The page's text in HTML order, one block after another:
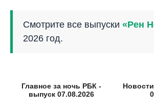
Смотрите все выпуски «Рен
2026 год.
Главное за ночь РБК -
выпуск 07.08.2026